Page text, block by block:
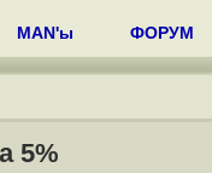
MAN'ы ФОРУМ
5%